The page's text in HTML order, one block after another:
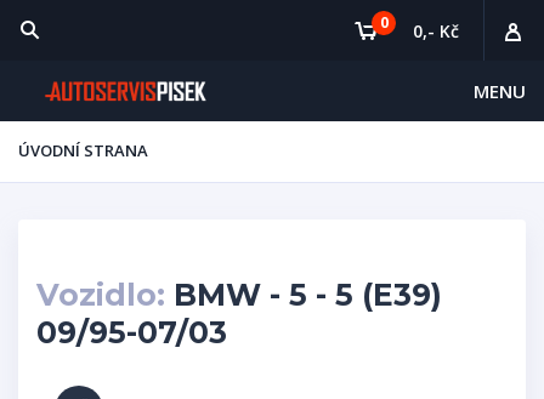
MENU
0 0,- Kč
ÚVODNÍ STRANA
Vozidlo: BMW - 5 - 5 (E39)
09/95-07/03